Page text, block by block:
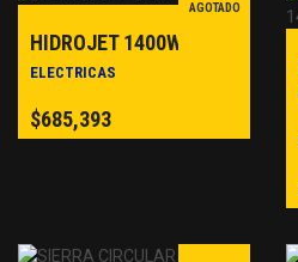
AGOTADO
HIDROJET 1400W
ELECTRICAS
$685,393